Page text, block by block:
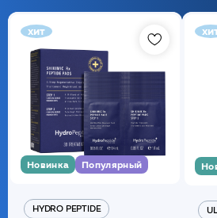
хит
Новинка Популярный
HYDRO PEPTIDE